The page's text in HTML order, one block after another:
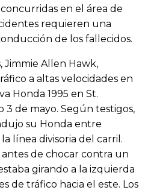
en el área de
requieren una
de los fallecidos.
Jimmie Allen Hawk,
a altas velocidades en
Honda 1995 en St.
de mayo. Según testigos,
su Honda entre
línea divisoria del carril.
de chocar contra un
girando a la izquierda
de tráfico hacia el este. Los